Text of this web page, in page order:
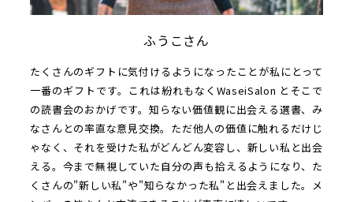
ふうこさん
たくさんのギフトに気付けるようになったことが私にとって
一番のギフトです。これは紛れもなくWaseiSalon とそこで
の読書会のおかげです。知らない価値観に出会える選書、み
なさんとの率直な意見交換。ただ他人の価値に触れるだけじ
ゃなく、それを受けた私がどんどん変容し、新しい私と出会
える。今まで無視していた自分の声も拾えるようになり、た
くさんの"新しい私"や"知らなかった私"と出会えました。メ